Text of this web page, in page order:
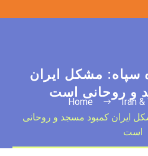
سپاه: مشکل ایران
و روحانی است
Home
Iran &
ایران کمبود مسجد و روحانی
است